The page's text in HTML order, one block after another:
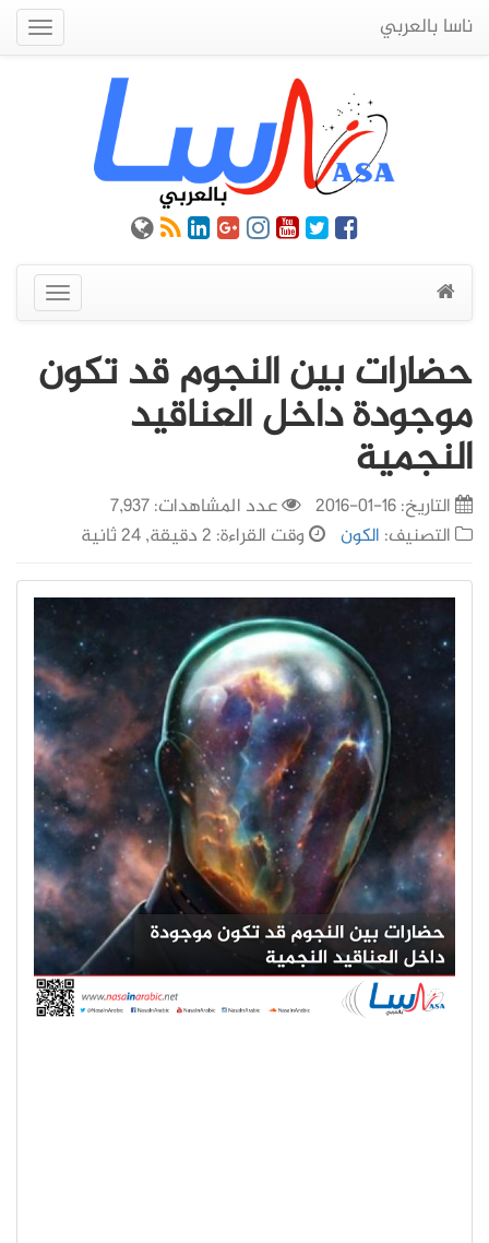
ناسا بالعربي
عرض
القائمة
حضارات بين النجوم قد تكون
موجودة داخل العناقيد
النجمية
التاريخ:16-01-2016
عدد المشاهدات: 7,937
التصنيف: الكون وقت القراءة: 2 دقيقة, 24 ثانية